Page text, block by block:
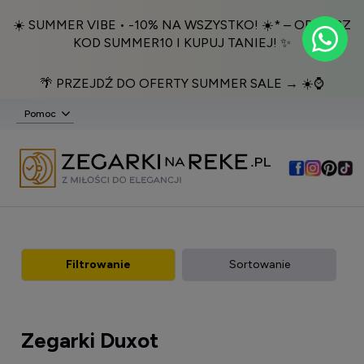
☀️ SUMMER VIBE • -10% NA WSZYSTKO! ☀️* – ODBIERZ
KOD SUMMER10 I KUPUJ TANIEJ! ✨
🌴 PRZEJDŹ DO OFERTY SUMMER SALE → ☀️⌚️
Pomoc
Filtrowanie Sortowanie
Zegarki Duxot